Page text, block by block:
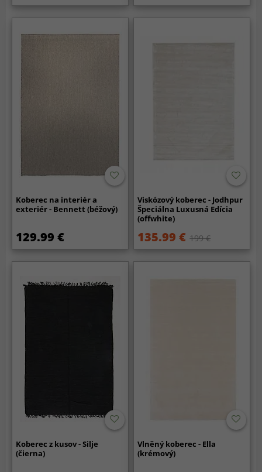
Koberec na interiér a
exteriér - Bennett (béžový)
129.99 €
Viskózový koberec - Jodhpur
Špeciálna Luxusná Edícia
(offwhite)
135.99 € 199 €
Koberec z kusov - Silje
(čierna)
Vlněný koberec - Ella
(krémový)